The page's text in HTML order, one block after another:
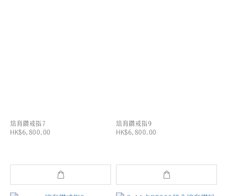
培育鑽戒指7
HK$6,800.00
培育鑽戒指9
HK$6,800.00